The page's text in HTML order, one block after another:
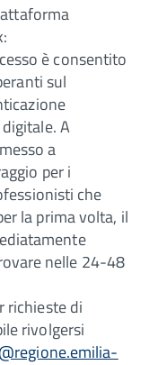
è consentito
sul
A
a
per i
che
la prima volta, il
nelle 24-48
richieste di
rivolgersi